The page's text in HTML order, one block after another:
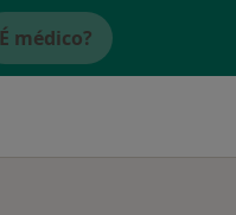
É médico?